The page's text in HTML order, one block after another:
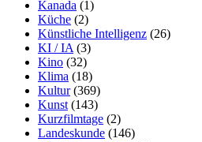
Kanada (1)
Küche (2)
Künstliche Intelligenz (26)
KI / IA(3)
Kino (32)
Klima (18)
Kultur(369)
Kunst(143)
Kurzfilmtage (2)
Landeskunde (146)